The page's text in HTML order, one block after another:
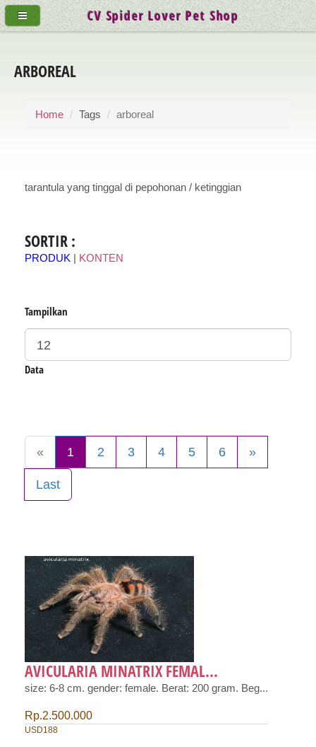
ARBOREAL
Home Tags arboreal
tarantula yang tinggal di pepohonan / ketinggian
SORTIR :
PRODUK KONTEN
Tampilkan
Data
« 1 2 3 4 5 6 »
Last
AVICULARIA MINATRIX FEMAL...
size: 6-8 cm. gender: female. Berat: 200 gram. Beg...
Rp.2.500.000
USD188
CV Spider Lover Pet Shop